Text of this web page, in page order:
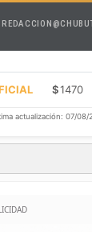
$1470
actualización: 07/